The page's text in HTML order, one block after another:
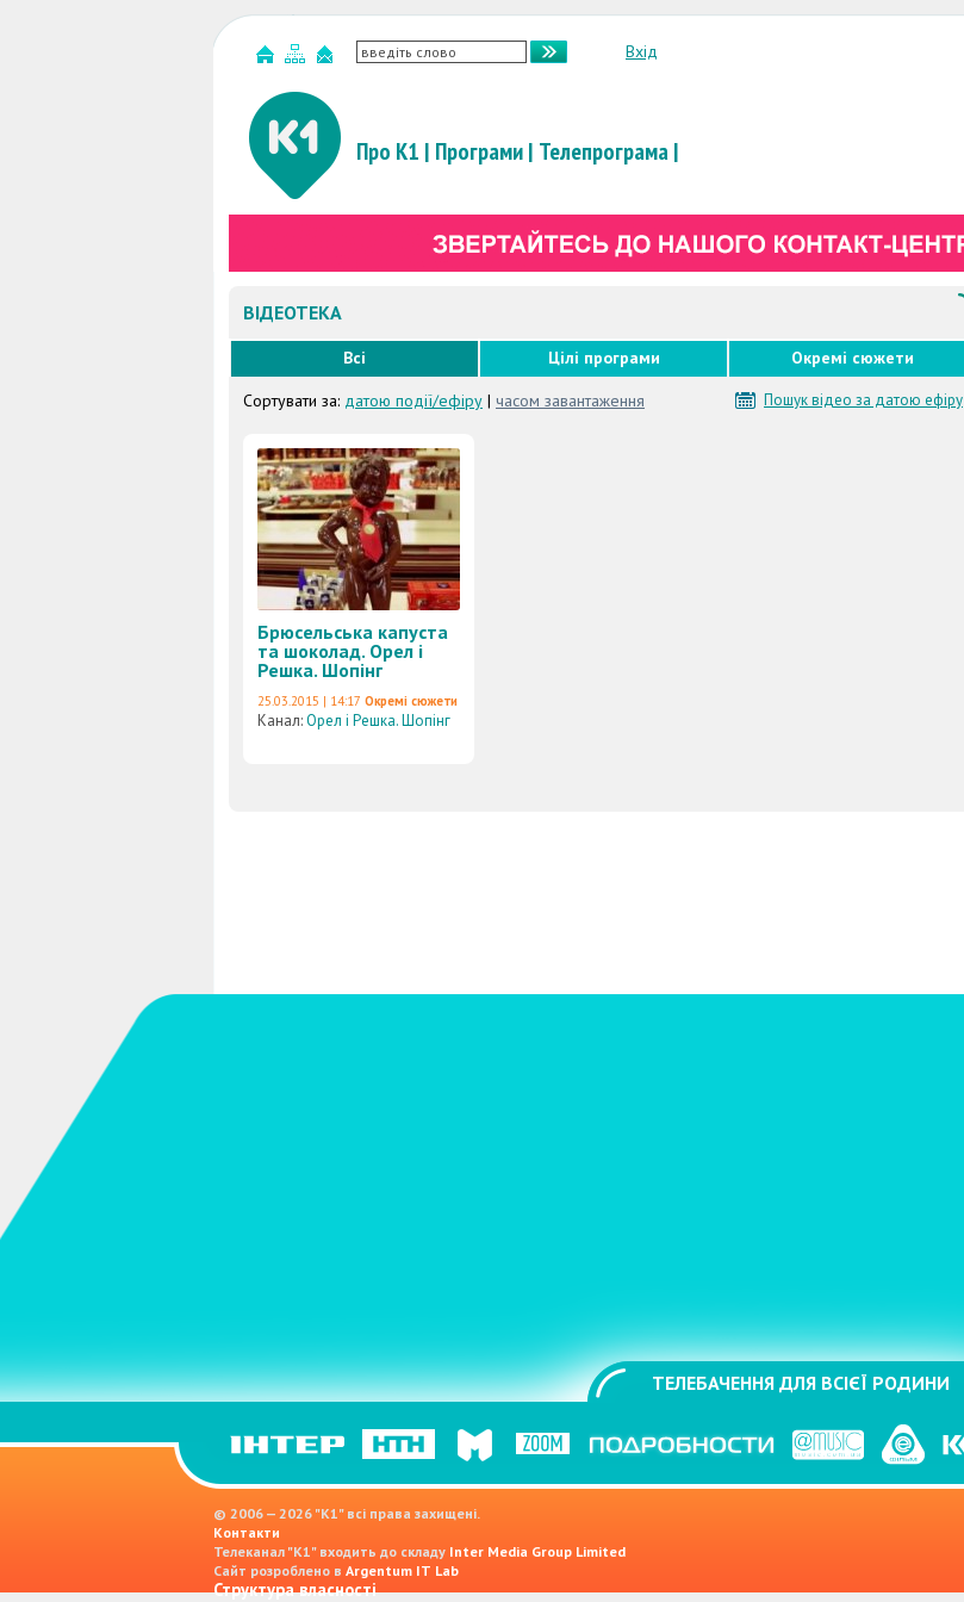
Вхід
Про К1 | Програми| Телепрограма|
ВІДЕОТЕКА
Всі Цілі програми Окремі сюжети
Пошук відео за датою ефіру
Сортувати за: датою події/ефіру | часом завантаження
Брюсельська капуста
та шоколад. Орел і
Решка. Шопінг
25.03.2015 | 14:17 Окремі сюжети
Канал:Орел і Решка. Шопінг
ТЕЛЕБАЧЕННЯ ДЛЯ ВСІЄЇ РОДИНИ
© 2006 — 2026 "K1" всі права захищені.
Контакти
Телеканал "К1" входить до складу Inter Media Group Limited
Сайт розроблено в Argentum IT Lab
Структура власності